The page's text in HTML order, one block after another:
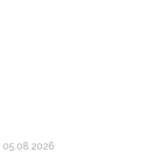
05.08.2026